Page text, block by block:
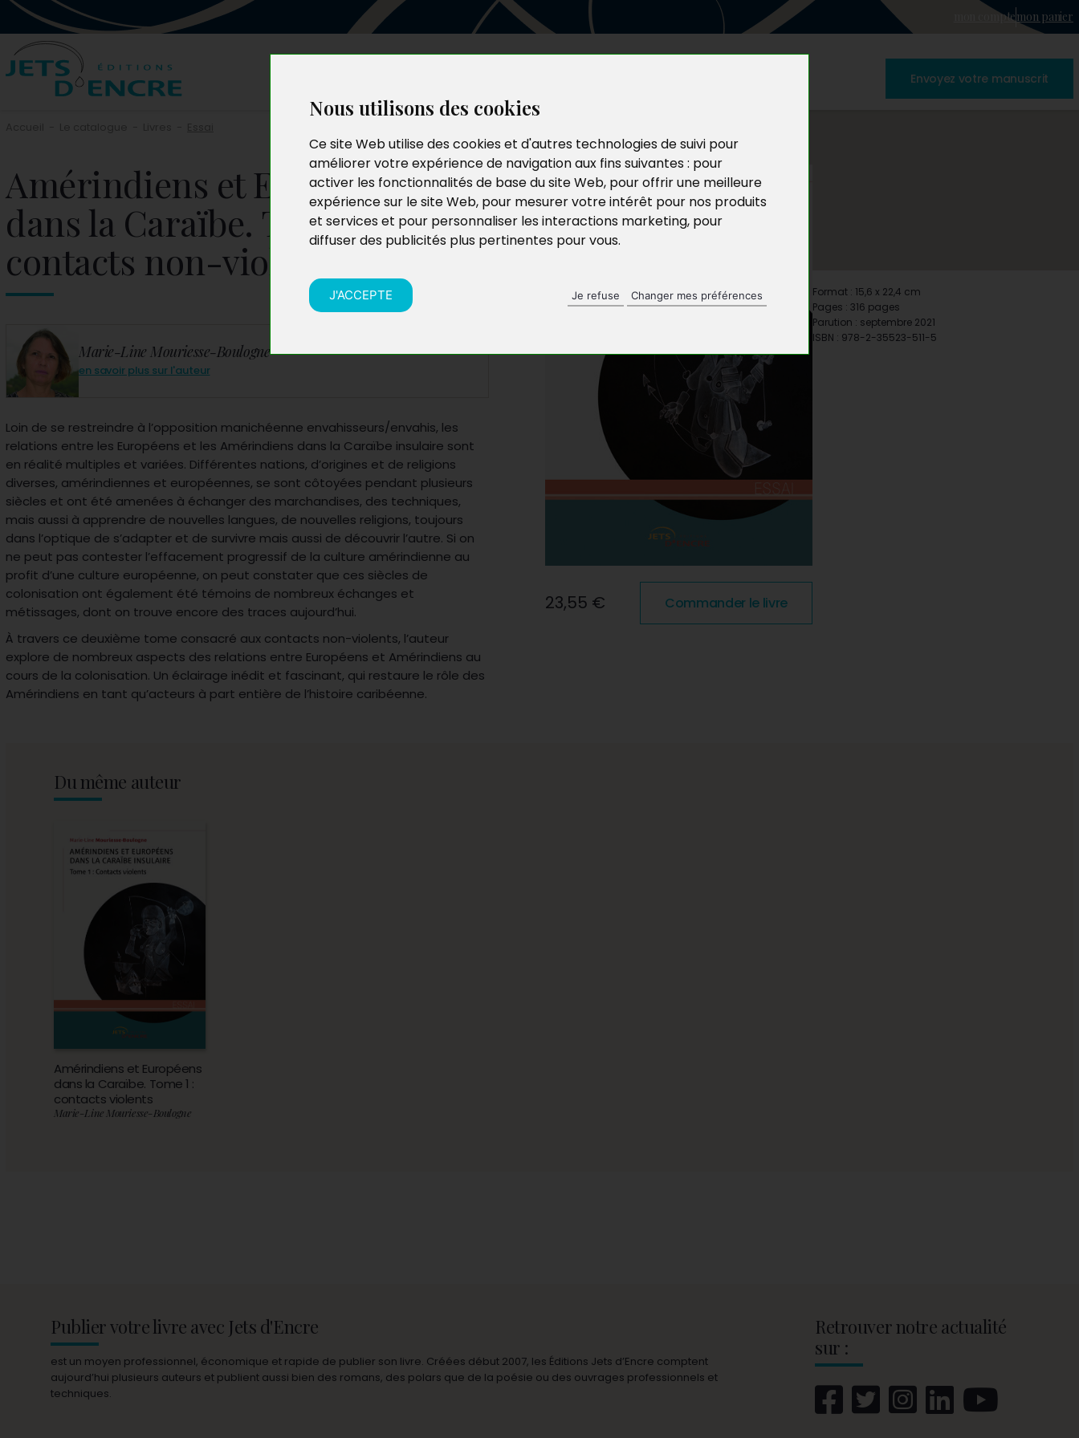
Nous utilisons des cookies
Ce site Web utilise des cookies et d'autres technologies de suivi pour
améliorer votre expérience de navigation aux fins suivantes : pour
activer les fonctionnalités de base du site Web, pour offrir une meilleure
expérience sur le site Web, pour mesurer votre intérêt pour nos produits
et services et pour personnaliser les interactions marketing, pour
diffuser des publicités plus pertinentes pour vous.
J'ACCEPTE Je refuse Changer mes préférences
mon comptemon panier
Envoyez votre manuscrit
Amérindiens et Européens
dans la Caraïbe. Tome 2 :
contacts non-violents
Marie-Line Mouriesse-Boulogne
en savoir plus sur l'auteur
Loin de se restreindre à l’opposition manichéenne envahisseurs/envahis, les
relations entre les Européens et les Amérindiens dans la Caraïbe insulaire sont
en réalité multiples et variées. Différentes nations, d’origines et de religions
diverses, amérindiennes et européennes, se sont côtoyées pendant plusieurs
siècles et ont été amenées à échanger des marchandises, des techniques,
mais aussi à apprendre de nouvelles langues, de nouvelles religions, toujours
dans l’optique de s’adapter et de survivre mais aussi de découvrir l’autre. Si on
ne peut pas contester l’effacement progressif de la culture amérindienne au
profit d’une culture européenne, on peut constater que ces siècles de
colonisation ont également été témoins de nombreux échanges et
métissages, dont on trouve encore des traces aujourd’hui.
À travers ce deuxième tome consacré aux contacts non-violents, l’auteur
explore de nombreux aspects des relations entre Européens et Amérindiens au
cours de la colonisation. Un éclairage inédit et fascinant, qui restaure le rôle des
Amérindiens en tant qu’acteurs à part entière de l’histoire caribéenne.
23,55 € Commander le livre
Format : 15,6 x 22,4 cm
Pages : 316 pages
Parution : septembre 2021
ISBN : 978-2-35523-511-5
Du même auteur
Amérindiens et Européens
dans la Caraïbe. Tome 1 :
contacts violents
Marie-Line Mouriesse-Boulogne
Publier votre livre avec Jets d'Encre
est un moyen professionnel, économique et rapide de publier son livre. Créées début 2007, les Éditions Jets d’Encre comptent
aujourd’hui plusieurs auteurs et publient aussi bien des romans, des polars que de la poésie ou des ouvrages professionnels et
techniques.
Retrouver notre actualité
sur :